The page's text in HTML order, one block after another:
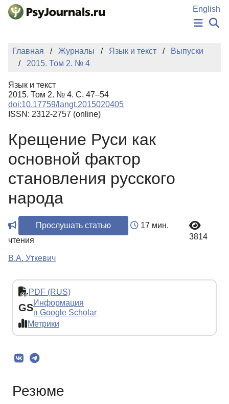
Перейти к основному содержанию
English
НОВОСТИ
БАЗА ЗНАНИЙ
КЛЮЧЕВЫЕ СЛОВА
Регистрация
Главная Журналы Язык и текст
Выпуски
2015. Том 2. № 4
Язык и текст
2015. Том 2. № 4. С. 47–54
doi:10.17759/langt.2015020405
ISSN: 2312-2757 (online)
Крещение Руси как
основной фактор
становления русского
народа
Прослушать статью
17 мин.
чтения
3814
В.А. Уткевич
PDF (RUS)
GSИнформация
в Google Scholar
Метрики
Резюме